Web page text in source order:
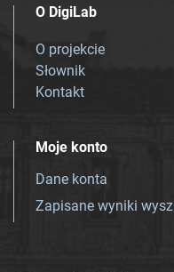
O DigiLab
O projekcie
Słownik
Kontakt
Moje konto
Dane konta
Zapisane wyniki